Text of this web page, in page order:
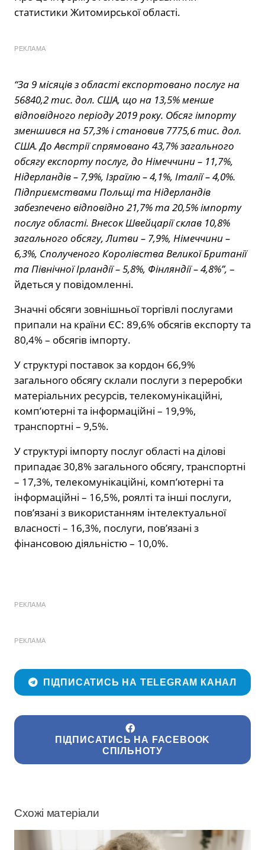
статистики Житомирської області.
РЕКЛАМА
“За 9 місяців з області експортовано послуг на
56840,2 тис. дол. США, що на 13,5% менше
відповідного періоду 2019 року. Обсяг імпорту
зменшився на 57,3% і становив 7775,6 тис. дол.
США. До Австрії спрямовано 43,7% загального
обсягу експорту послуг, до Німеччини – 11,7%,
Нідерландів – 7,9%, Ізраїлю – 4,1%, Італії – 4,0%.
Підприємствами Польщі та Нідерландів
забезпечено відповідно 21,7% та 20,5% імпорту
послуг області. Внесок Швейцарії склав 10,8%
загального обсягу, Литви – 7,9%, Німеччини –
6,3%, Сполученого Королівства Великої Британії
та Північної Ірландії – 5,8%, Фінляндії – 4,8%”, –
йдеться у повідомленні.
Значні обсяги зовнішньої торгівлі послугами
припали на країни ЄС: 89,6% обсягів експорту та
80,4% – обсягів імпорту.
У структурі поставок за кордон 66,9%
загального обсягу склали послуги з переробки
матеріальних ресурсів, телекомунікаційні,
комп’ютерні та інформаційні – 19,9%,
транспортні – 9,5%.
У структурі імпорту послуг області на ділові
припадає 30,8% загального обсягу, транспортні
– 17,3%, телекомунікаційні, комп’ютерні та
інформаційні – 16,5%, роялті та інші послуги,
пов’язані з використанням інтелектуальної
власності – 16,3%, послуги, пов’язані з
фінансовою діяльністю – 10,0%.
РЕКЛАМА
РЕКЛАМА
ПІДПИСАТИСЬ НА TELEGRAM КАНАЛ
ПІДПИСАТИСЬ НА FACEBOOK
СПІЛЬНОТУ
Схожі матеріали